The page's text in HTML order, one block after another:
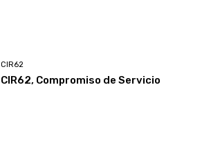
CIR62
CIR62, Compromiso de Servicio